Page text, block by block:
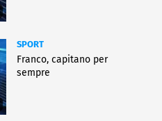
SPORT
Franco, capitano per
sempre